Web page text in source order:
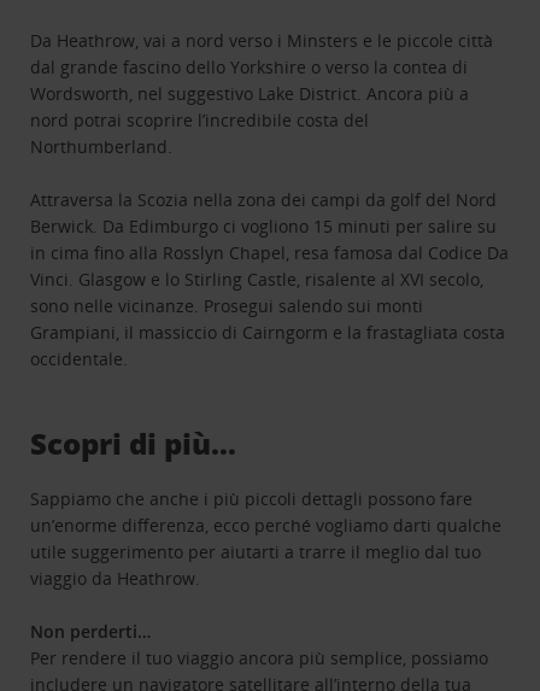
Da Heathrow, vai a nord verso i Minsters e le piccole città
dal grande fascino dello Yorkshire o verso la contea di
Wordsworth, nel suggestivo Lake District. Ancora più a
nord potrai scoprire l’incredibile costa del
Northumberland.
Attraversa la Scozia nella zona dei campi da golf del Nord
Berwick. Da Edimburgo ci vogliono 15 minuti per salire su
in cima fino alla Rosslyn Chapel, resa famosa dal Codice Da
Vinci. Glasgow e lo Stirling Castle, risalente al XVI secolo,
sono nelle vicinanze. Prosegui salendo sui monti
Grampiani, il massiccio di Cairngorm e la frastagliata costa
occidentale.
Scopri di più…
Sappiamo che anche i più piccoli dettagli possono fare
un’enorme differenza, ecco perché vogliamo darti qualche
utile suggerimento per aiutarti a trarre il meglio dal tuo
viaggio da Heathrow.
Non perderti…
Per rendere il tuo viaggio ancora più semplice, possiamo
includere un navigatore satellitare all’interno della tua